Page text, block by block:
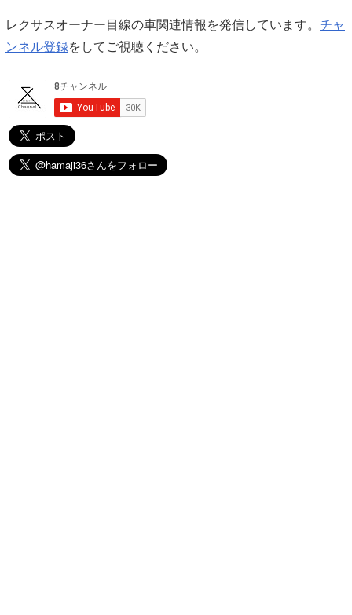
レクサスオーナー目線の車関連情報を発信しています。 チャ
ンネル登録をしてご視聴ください。